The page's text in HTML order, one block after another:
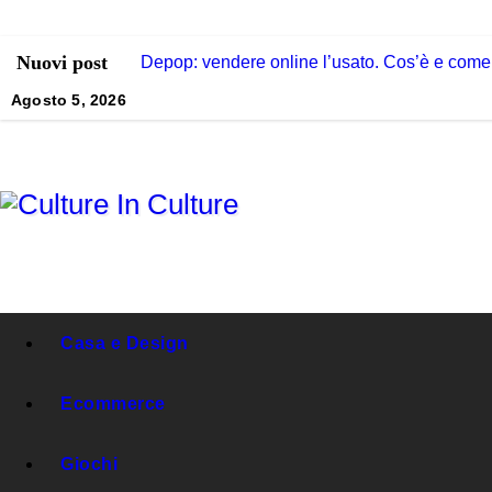
content
Nuovi post Depop: vendere online l’usato. Cos’è e
Agosto 5, 2026
Casa e Design
Ecommerce
Giochi